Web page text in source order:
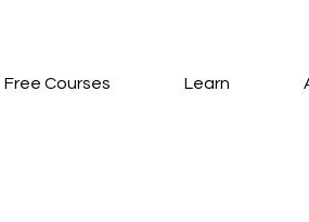
Free Courses Learn